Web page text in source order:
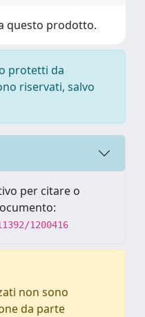
questo prodotto.
protetti da
riservati, salvo
per citare o
1200416
non sono
da parte